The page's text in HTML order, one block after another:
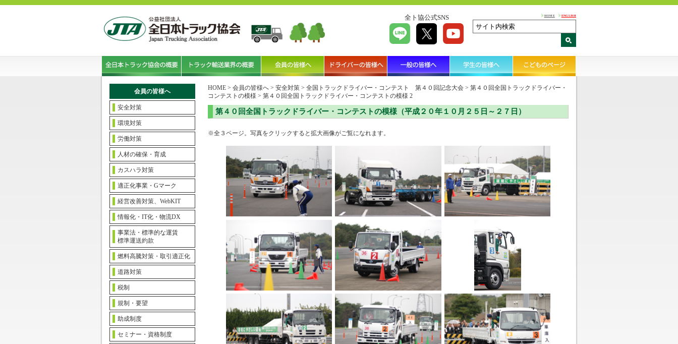
全ト協公式SNS HOME ENGLISH
会員の皆様へ
安全対策
環境対策
労働対策
人材の確保・育成
カスハラ対策
適正化事業・Gマーク
経営改善対策、WebKIT
情報化・IT化・物流DX
事業法・標準的な運賃
標準運送約款
燃料高騰対策・取引適正化
道路対策
税制
規制・要望
助成制度
セミナー・資格制度
HOME > 会員の皆様へ > 安全対策 > 全国トラックドライバー・コンテスト 第４０回記念大会 > 第４０回全国トラックドライバー・
コンテストの模様 > 第４０回全国トラックドライバー・コンテストの模様 2
第４０回全国トラックドライバー・コンテストの模様（平成２０年１０月２５日～２７日）
※全３ページ。写真をクリックすると拡大画像がご覧になれます。